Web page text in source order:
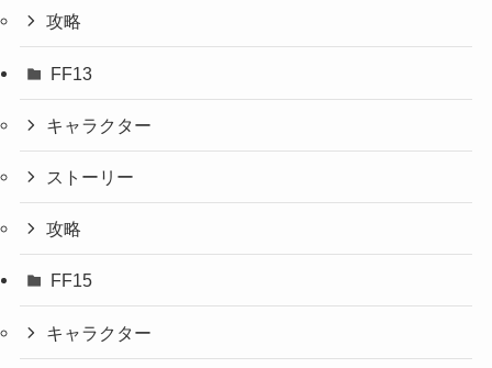
攻略
FF13
キャラクター
ストーリー
攻略
FF15
キャラクター